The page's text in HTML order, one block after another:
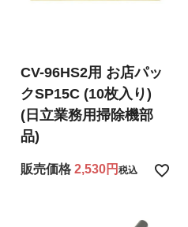
CV-96HS2用 お店パッ
クSP15C (10枚入り)
(日立業務用掃除機部
品)
販売価格 2,530 税込